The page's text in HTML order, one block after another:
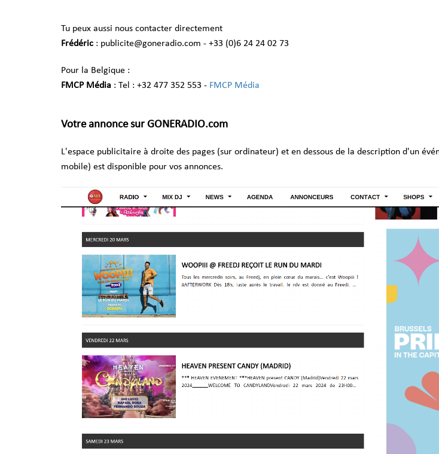
Tu peux aussi nous contacter directement
Frédéric : publicite@goneradio.com - +33 (0)6 24 24 02 73
Pour la Belgique :
FMCP Média : Tel : +32 477 352 553 - FMCP Média
Votre annonce sur GONERADIO.com
L'espace publicitaire à droite des pages (sur ordinateur) et en dessous de la description d'un
mobile) est disponible pour vos annonces.